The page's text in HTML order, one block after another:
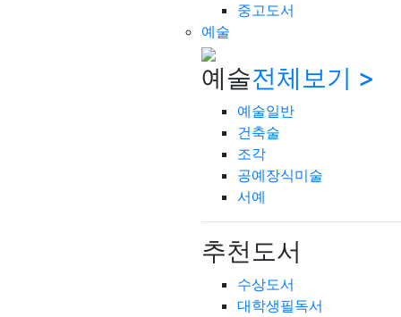
중고도서
예술
예술전체보기 >
예술일반
건축술
조각
공예장식미술
서예
추천도서
수상도서
대학생필독서